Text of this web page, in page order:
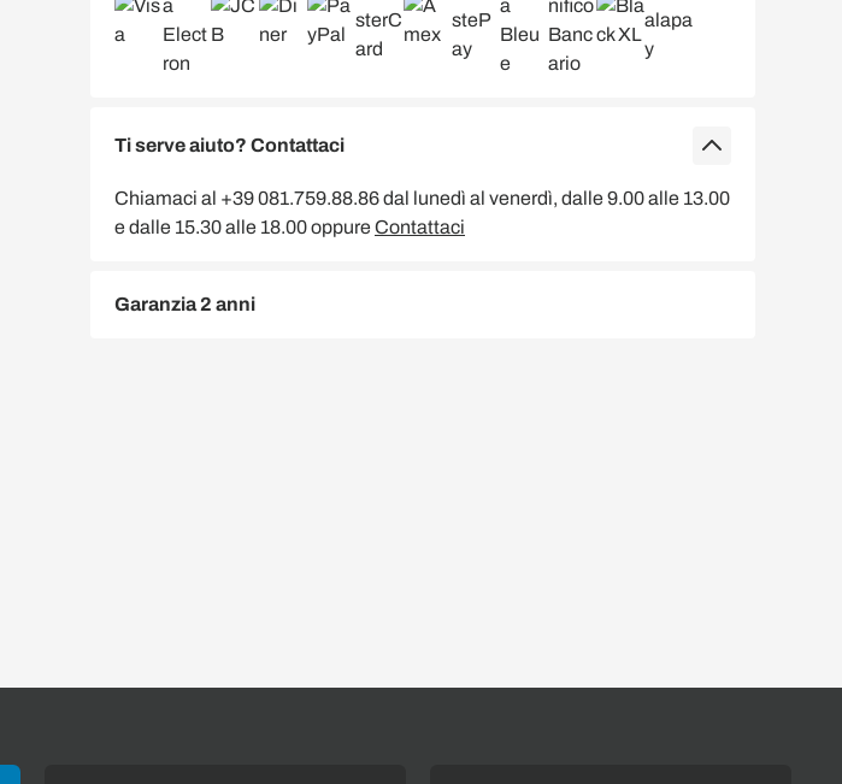
Ti serve aiuto? Contattaci
Chiamaci al +39 081.759.88.86 dal lunedì al venerdì, dalle 9.00 alle 13.00
e dalle 15.30 alle 18.00 oppureContattaci
Garanzia 2 anni